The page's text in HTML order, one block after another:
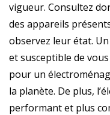
vigueur. Consultez
des appareils
observez leur état.
et susceptible de
pour un
la planète. De plus,
performant et plus